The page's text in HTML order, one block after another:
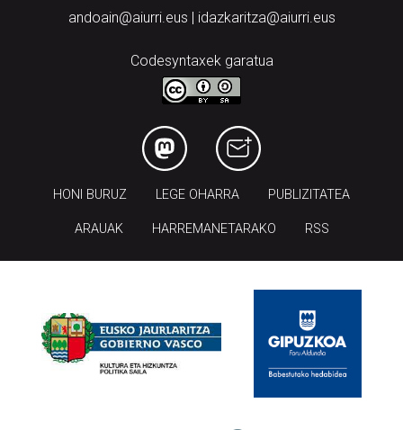
andoain@aiurri.eus | idazkaritza@aiurri.eus
Codesyntaxek garatua
HONI BURUZ LEGE OHARRA PUBLIZITATEA
ARAUAK HARREMANETARAKO RSS